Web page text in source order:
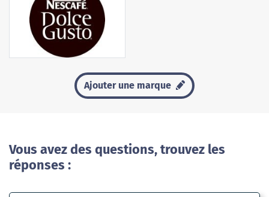
Ajouter une marque
Vous avez des questions, trouvez les
réponses :